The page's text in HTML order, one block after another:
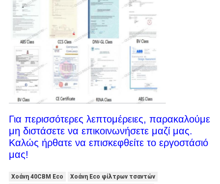
Για περισσότερες λεπτομέρειες, παρακαλούμε
μη διστάσετε να επικοινωνήσετε μαζί μας.
Καλώς ήρθατε να επισκεφθείτε το εργοστάσιό
μας!
Χοάνη 40CBM Eco
Χοάνη Eco φίλτρων τσαντών